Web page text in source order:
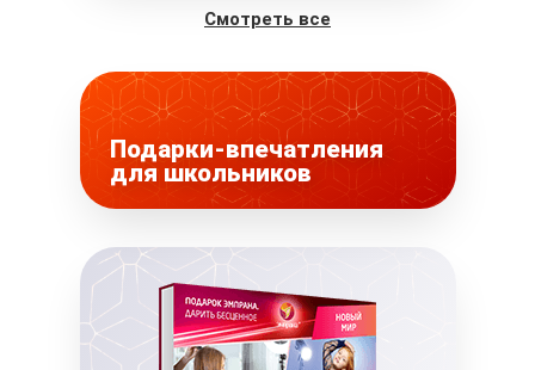
Смотреть все
Подарки-впечатления
для школьников